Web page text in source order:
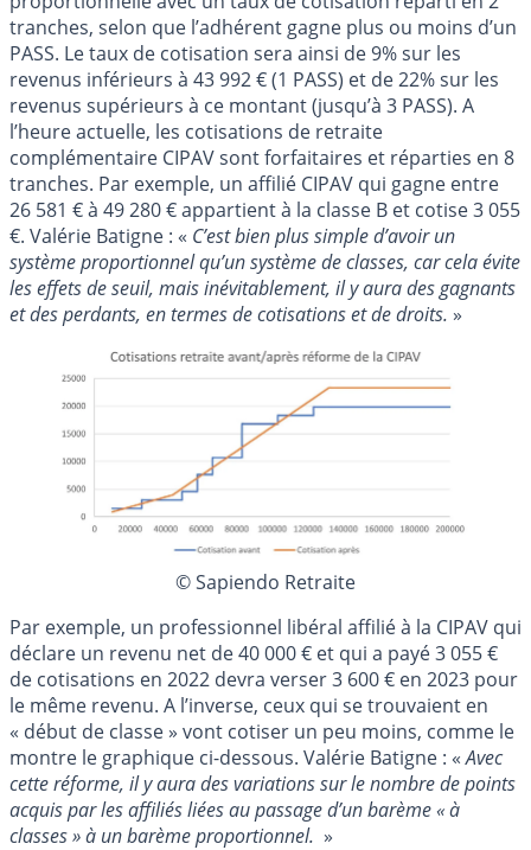
tranches, selon que l’adhérent gagne plus ou moins d’un
PASS. Le taux de cotisation sera ainsi de 9% sur les
revenus inférieurs à 43 992 € (1 PASS) et de 22% sur les
revenus supérieurs à ce montant (jusqu’à 3 PASS). A
l’heure actuelle, les cotisations de retraite
complémentaire CIPAV sont forfaitaires et réparties en 8
tranches. Par exemple, un affilié CIPAV qui gagne entre
26 581 € à 49 280 € appartient à la classe B et cotise 3 055
€. Valérie Batigne : « C’est bien plus simple d’avoir un
système proportionnel qu’un système de classes, car cela évite
les effets de seuil, mais inévitablement, il y aura des gagnants
et des perdants, en termes de cotisations et de droits. »
© Sapiendo Retraite
Par exemple, un professionnel libéral affilié à la CIPAV qui
déclare un revenu net de 40 000 € et qui a payé 3 055 €
de cotisations en 2022 devra verser 3 600 € en 2023 pour
le même revenu. A l’inverse, ceux qui se trouvaient en
« début de classe » vont cotiser un peu moins, comme le
montre le graphique ci-dessous. Valérie Batigne : «Avec
cette réforme, il y aura des variations sur le nombre de points
acquis par les affiliés liées au passage d’un barème « à
classes » à un barème proportionnel. »